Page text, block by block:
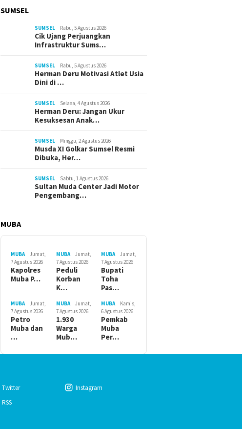
SUMSEL
SUMSEL Rabu, 5 Agustus 2026
Cik Ujang Perjuangkan
Infrastruktur Sums…
SUMSEL Rabu, 5 Agustus 2026
Herman Deru Motivasi Atlet Usia
Dini di …
SUMSEL Selasa, 4 Agustus 2026
Herman Deru: Jangan Ukur
Kesuksesan Anak…
SUMSEL Minggu, 2 Agustus 2026
Musda XI Golkar Sumsel Resmi
Dibuka, Her…
SUMSEL Sabtu, 1 Agustus 2026
Sultan Muda Center Jadi Motor
Pengembang…
MUBA
MUBA
Jumat,
7 Agustus 2026
Kapolres
Muba P…
MUBA
Jumat,
7 Agustus 2026
Peduli
Korban
K…
MUBA
Jumat,
7 Agustus 2026
Bupati
Toha
Pas…
MUBA
Jumat,
7 Agustus 2026
Petro
Muba dan
…
MUBA
Jumat,
7 Agustus 2026
1.930
Warga
Mub…
MUBA
Kamis,
6 Agustus 2026
Pemkab
Muba
Per…
Twitter
Instagram
RSS